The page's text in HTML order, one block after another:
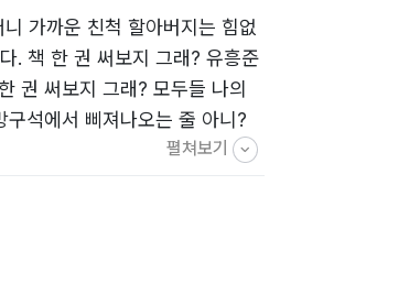
가까운 친척 할아버지는 힘없
. 책 한 권 써보지 그래? 유흥준
권 써보지 그래? 모두들 나의
석에서 삐져나오는 줄 아니?
듬어내면 못할 것도 없지. 곱든
장담을 하였다. 그 후부터 밀
선명하다가 나와 비슷한 사람
펼쳐보기